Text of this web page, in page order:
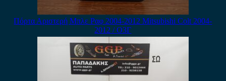
Πόρτα Αριστερή Μπλε Ραφ 2004-2012 Mitsubishi Colt 2004-
2012 / Ο3Γ